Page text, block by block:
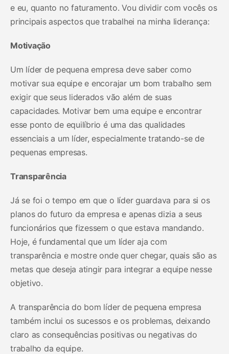
e eu, quanto no faturamento. Vou dividir com vocês os
principais aspectos que trabalhei na minha liderança:
Motivação
Um líder de pequena empresa deve saber como
motivar sua equipe e encorajar um bom trabalho sem
exigir que seus liderados vão além de suas
capacidades. Motivar bem uma equipe e encontrar
esse ponto de equilíbrio é uma das qualidades
essenciais a um líder, especialmente tratando-se de
pequenas empresas.
Transparência
Já se foi o tempo em que o líder guardava para si os
planos do futuro da empresa e apenas dizia a seus
funcionários que fizessem o que estava mandando.
Hoje, é fundamental que um líder aja com
transparência e mostre onde quer chegar, quais são as
metas que deseja atingir para integrar a equipe nesse
objetivo.
A transparência do bom líder de pequena empresa
também inclui os sucessos e os problemas, deixando
claro as consequências positivas ou negativas do
trabalho da equipe.